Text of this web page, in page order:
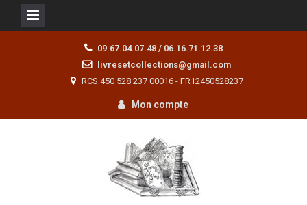
09.67.04.07.48 / 06.16.71.12.38
livresetcollections@gmail.com
RCS 450 528 237 00016 - FR12450528237
Mon compte